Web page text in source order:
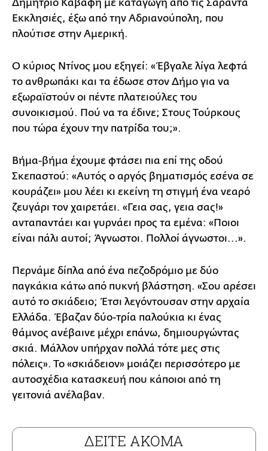
Δημήτριο Καβάφη με καταγωγή από τις Σαράντα
Εκκλησιές, έξω από την Αδριανούπολη, που
πλούτισε στην Αμερική.
Ο κύριος Ντίνος μου εξηγεί: «Έβγαλε λίγα λεφτά
το ανθρωπάκι και τα έδωσε στον Δήμο για να
εξωραϊστούν οι πέντε πλατειούλες του
συνοικισμού. Πού να τα έδινε; Στους Τούρκους
που τώρα έχουν την πατρίδα του;».
Βήμα-βήμα έχουμε φτάσει πια επί της οδού
Σκεπαστού: «Αυτός ο αργός βηματισμός εσένα σε
κουράζει» μου λέει κι εκείνη τη στιγμή ένα νεαρό
ζευγάρι τον χαιρετάει. «Γεια σας, γεια σας!»
ανταπαντάει και γυρνάει προς τα εμένα: «Ποιοι
είναι πάλι αυτοί; Άγνωστοι. Πολλοί άγνωστοι...».
Περνάμε δίπλα από ένα πεζοδρόμιο με δύο
παγκάκια κάτω από πυκνή βλάστηση. «Σου αρέσει
αυτό το σκιάδειο; Έτσι λεγόντουσαν στην αρχαία
Ελλάδα. Έβαζαν δύο-τρία παλούκια κι ένας
θάμνος ανέβαινε μέχρι επάνω, δημιουργώντας
σκιά. Μάλλον υπήρχαν πολλά τότε μες στις
πόλεις». Το «σκιάδειον» μοιάζει περισσότερο με
αυτοσχέδια κατασκευή που κάποιοι από τη
γειτονιά ανέλαβαν.
ΔΕΙΤΕ ΑΚΟΜΑ